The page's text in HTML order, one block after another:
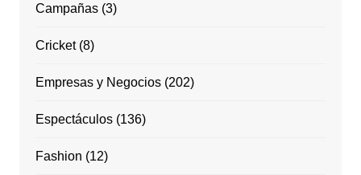
Campañas(3)
Cricket(8)
Empresas y Negocios(202)
Espectáculos(136)
Fashion (12)